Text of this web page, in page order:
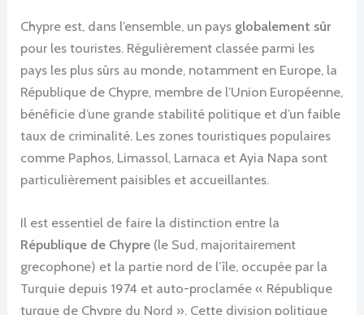
Chypre est, dans l’ensemble, un pays globalement sûr
pour les touristes. Régulièrement classée parmi les
pays les plus sûrs au monde, notamment en Europe, la
République de Chypre, membre de l’Union Européenne,
bénéficie d’une grande stabilité politique et d’un faible
taux de criminalité. Les zones touristiques populaires
comme Paphos, Limassol, Larnaca et Ayia Napa sont
particulièrement paisibles et accueillantes.
Il est essentiel de faire la distinction entre la
République de Chypre (le Sud, majoritairement
grecophone) et la partie nord de l’île, occupée par la
Turquie depuis 1974 et auto-proclamée « République
turque de Chypre du Nord ». Cette division politique